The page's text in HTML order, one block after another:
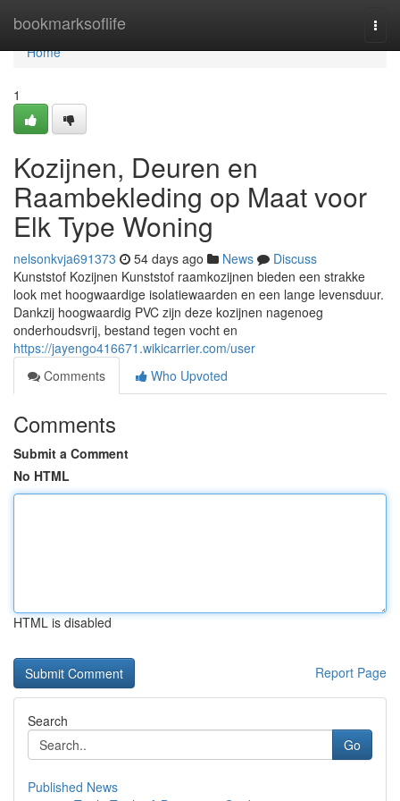
bookmarksoflife
Home
Home
1
Kozijnen, Deuren en
Raambekleding op Maat voor
Elk Type Woning
nelsonkvja691373 54 days ago News
Discuss
Kunststof Kozijnen Kunststof raamkozijnen bieden een strakke
look met hoogwaardige isolatiewaarden en een lange levensduur.
Dankzij hoogwaardig PVC zijn deze kozijnen nagenoeg
onderhoudsvrij, bestand tegen vocht en
https://jayengo416671.wikicarrier.com/user
Comments
Who Upvoted
Comments
Submit a Comment
No HTML
HTML is disabled
Report Page
Search
Go
Published News